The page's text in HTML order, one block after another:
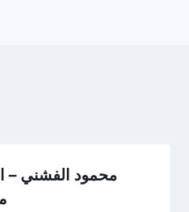
محمود الفشني –